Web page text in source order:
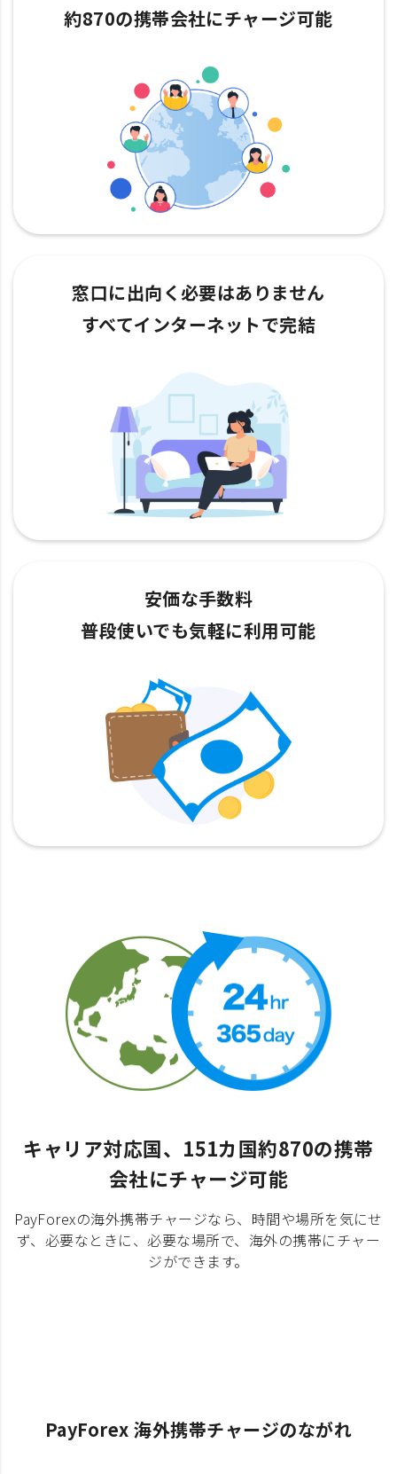
約870の携帯会社にチャージ可能
窓口に出向く必要はありません
すべてインターネットで完結
安価な手数料
普段使いでも気軽に利用可能
キャリア対応国、151カ国約870の携帯
会社にチャージ可能
PayForexの海外携帯チャージなら、時間や場所を気にせ
ず、必要なときに、必要な場所で、海外の携帯にチャー
ジができます。
PayForex 海外携帯チャージのながれ